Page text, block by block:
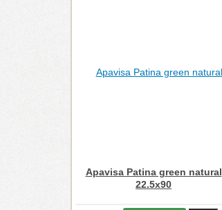
Apavisa Patina green natural
22.5x90